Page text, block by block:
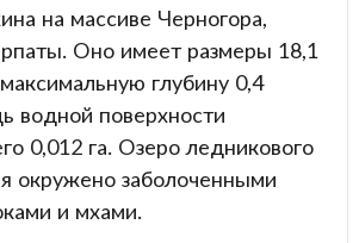
на массиве Черногора,
Оно имеет размеры 18,1
глубину 0,4
водной поверхности
0,012 га. Озеро ледникового
окружено заболоченными
и мхами.